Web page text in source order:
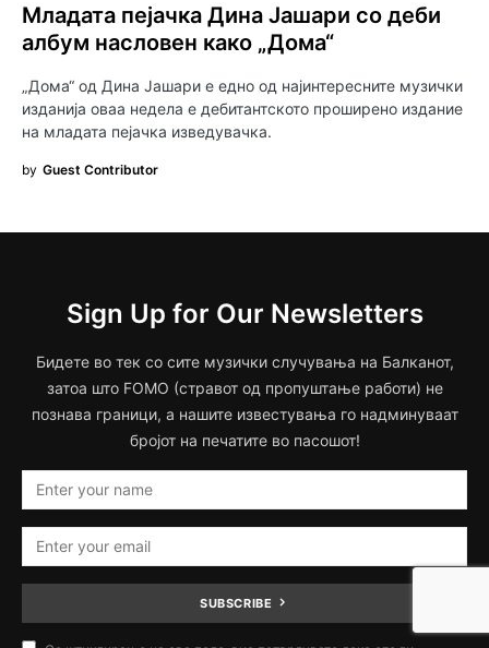
Младата пејачка Дина Јашари со деби
албум насловен како „Дома“
„Дома“ од Дина Јашари е едно од најинтересните музички
изданија оваа недела е дебитантското проширено издание
на младата пејачка изведувачка.
by Guest Contributor
Sign Up for Our Newsletters
Бидете во тек со сите музички случувања на Балканот,
затоа што FOMO (стравот од пропуштање работи) не
познава граници, а нашите известувања го надминуваат
бројот на печатите во пасошот!
SUBSCRIBE